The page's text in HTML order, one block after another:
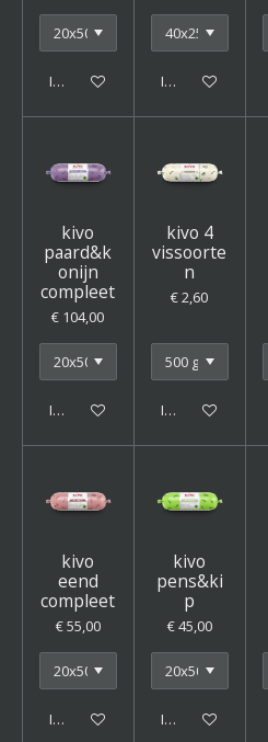
In winkelwagen In winkelwagen
kivo
paard&k
onijn
compleet
€ 104,00
In winkelwagen
kivo 4
vissoorte
n
€ 2,60
In winkelwagen
kivo
eend
compleet
€ 55,00
In winkelwagen
kivo
pens&ki
p
€ 45,00
In winkelwagen